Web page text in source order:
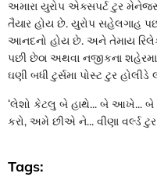
અમારા યુરોપ એક્સપર્ટ ટુર
તૈયાર હોય છે. યુરોપ સહેલગાહ
આનદનો હોય છે. અને તેમાય
પછી છે૦ા અથવા નજીકના
ઘણી બધી ટુર્સમા પોસ્ટ ટુર
‘લેશો કેટલુ બે હાથે... બે આખે... બે
કરો, અમે છીએ ને... વીણા વર્લ્ડ
Tags: